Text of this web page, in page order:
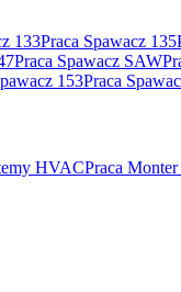
133Praca Spawacz 135
Praca Spawacz SAW
153Praca
HVACPraca